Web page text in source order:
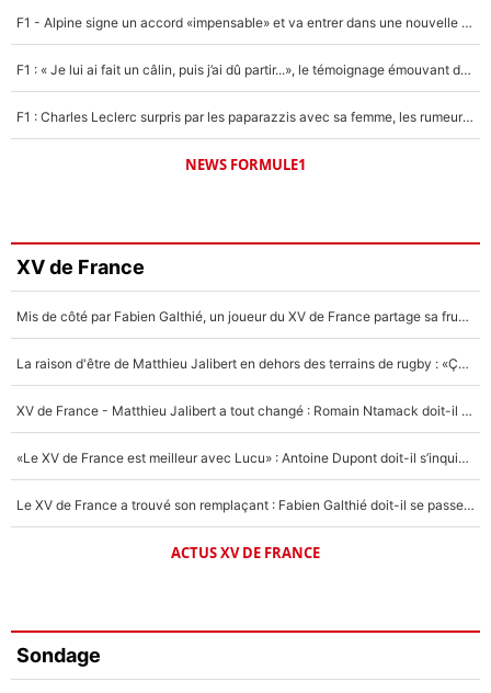
F1 - Alpine signe un accord «impensable» et va entrer dans une nouvelle dimension : Grande nouvelle pour Pierre Gasly !
F1 : « Je lui ai fait un câlin, puis j’ai dû partir...», le témoignage émouvant de Max Verstappen sur sa fille
F1 : Charles Leclerc surpris par les paparazzis avec sa femme, les rumeurs étaient vraies !
NEWS FORMULE1
XV de France
Mis de côté par Fabien Galthié, un joueur du XV de France partage sa frustration : «ils ne me l’ont pas dit tout de suite»
La raison d'être de Matthieu Jalibert en dehors des terrains de rugby : «Ça m'atteint autant que si tu touches à un membre de ma famille»
XV de France - Matthieu Jalibert a tout changé : Romain Ntamack doit-il s’inquiéter pour sa place à un an de la Coupe du monde ?
«Le XV de France est meilleur avec Lucu» : Antoine Dupont doit-il s’inquiéter pour sa place ?
Le XV de France a trouvé son remplaçant : Fabien Galthié doit-il se passer d'Antoine Dupont ?
ACTUS XV DE FRANCE
Sondage